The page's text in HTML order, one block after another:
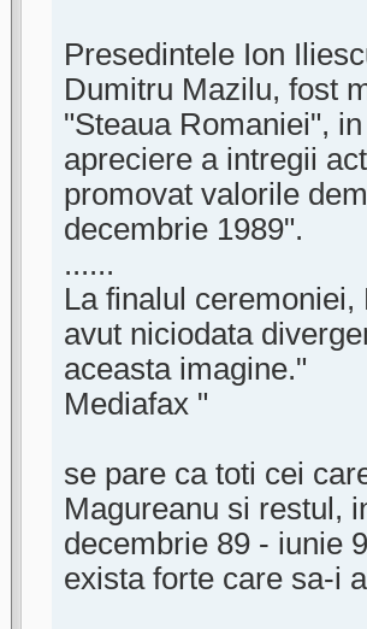
Presedintele Ion
Dumitru Mazilu, fost
"Steaua Romaniei",
apreciere a intregii
promovat valorile
decembrie 1989".
......
La finalul
avut niciodata
aceasta imagine."
Mediafax "
se pare ca toti cei
Magureanu si restul,
decembrie 89 - iunie
exista forte care sa-i